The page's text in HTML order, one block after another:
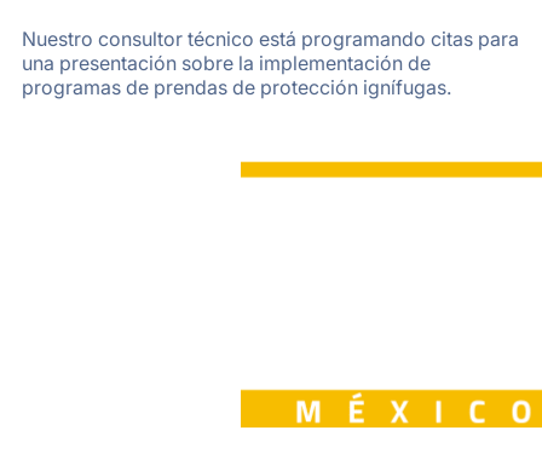
Nuestro consultor técnico está programando citas para
una presentación sobre la implementación de
programas de prendas de protección ignífugas.